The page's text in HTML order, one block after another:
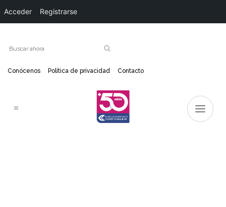
Acceder Registrarse
Conócenos Política de privacidad Contacto